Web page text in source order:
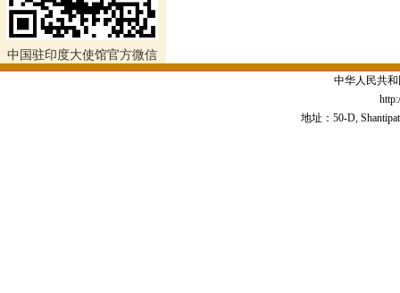
中国驻印度大使馆官方微信
中华人民共
地址：50-D,